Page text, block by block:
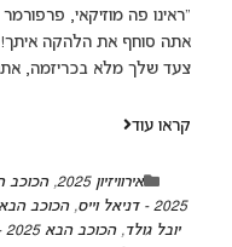
"ראינו פה מוזיקאי,
אתה סוחף את הלהקה איתך!
צעד שלך מלא בכריזמה,
קראו עוד
אירוויזיון 2025 ,הכוכב הבא 2025 -
2025 - דניאל וייס
,הכוכב הבא 2025 - ואלרי
יובל גולד,הכוכב הבא 2025 - מורן אהרוני ורד בנד